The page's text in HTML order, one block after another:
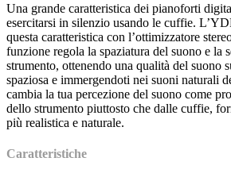
Una grande caratteristica dei pianoforti
esercitarsi in silenzio usando le cuffie.
questa caratteristica con l’ottimizzatore
funzione regola la spaziatura del suono e la
strumento, ottenendo una qualità del suono
spaziosa e immergendoti nei suoni naturali
cambia la tua percezione del suono come
dello strumento piuttosto che dalle cuffie,
più realistica e naturale.
Caratteristiche